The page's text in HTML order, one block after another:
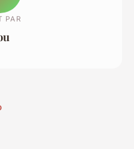
PAR